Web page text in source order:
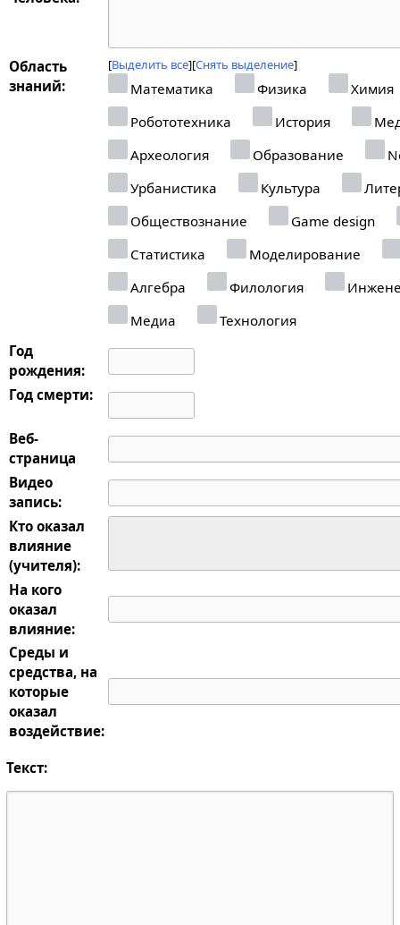
Область
знаний:
Выделить все Снять выделение
Математика Физика
Химия
Робототехника
История
Археология
Образование
Урбанистика
Культура
Обществознание
Game design
Статистика
Моделирование
Алгебра
Филология
Медиа
Технология
Год
рождения:
Год смерти:
Веб-
страница
Видео
запись:
Кто оказал
влияние
(учителя):
На кого
оказал
влияние:
Среды и
средства, на
которые
оказал
воздействие:
Текст: